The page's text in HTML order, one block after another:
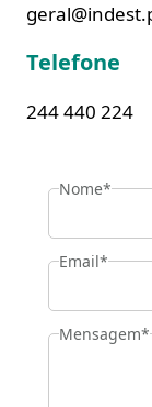
Telefone
244 440 224
Nome*
Email*
Mensagem*